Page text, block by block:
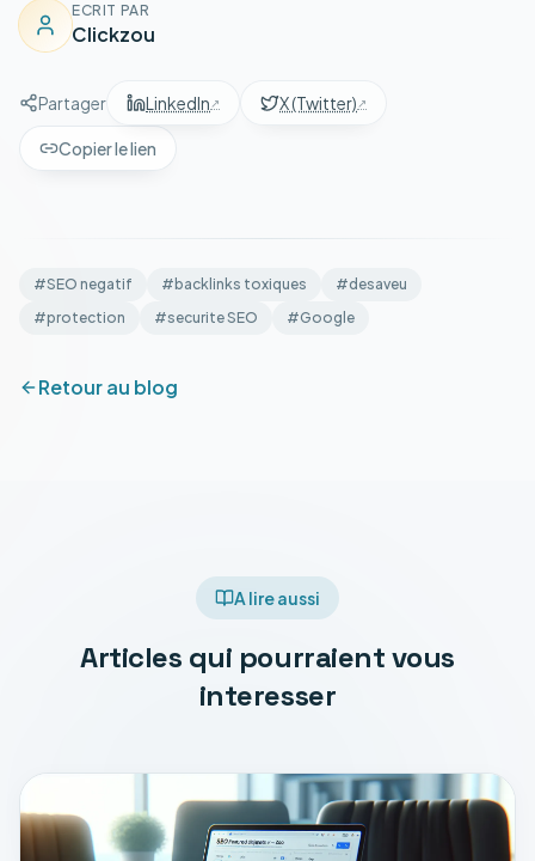
ECRIT PAR
Clickzou
Partager LinkedIn X (Twitter)
Copier le lien
#SEO negatif # backlinks toxiques #desaveu
#protection #securite SEO #Google
Retour au blog
A lire aussi
Articles qui pourraient vous
interesser